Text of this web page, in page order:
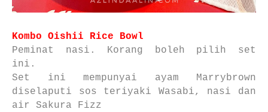
Kombo Oishii Rice Bowl
Peminat nasi. Korang boleh pilih set
ini.
Set ini mempunyai ayam Marrybrown
diselaputi sos teriyaki Wasabi, nasi dan
air Sakura Fizz